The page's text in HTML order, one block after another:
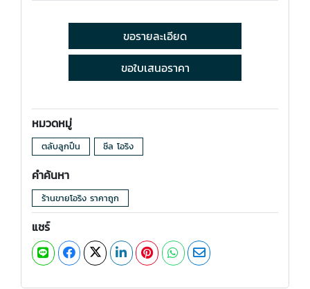
ขอรายละเอียด
ขอใบเสนอราคา
หมวดหมู่
ตลับลูกปืน ซีล โอริง
คำค้นหา
ร้านขายโอริง ราคาถูก
แชร์